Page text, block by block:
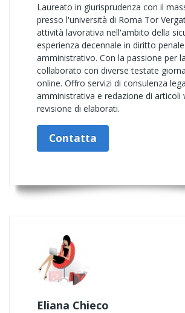
Laureato in giurisprudenza con il
presso l'università di Roma Tor
attività lavorativa nell'ambito della
esperienza decennale in diritto
amministrativo. Con la passione per
collaborato con diverse testate
online. Offro servizi di consulenza
amministrativa e redazione di articoli
revisione di elaborati.
Contatta
Eliana Chieco